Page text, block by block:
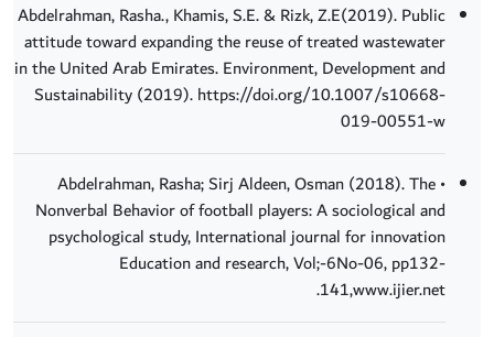
Abdelrahman, Rasha., Khamis, S.E. & Rizk, Z.E(2019). Public
attitude toward expanding the reuse of treated wastewater
in the United Arab Emirates. Environment, Development and
Sustainability (2019). https://doi.org/10.1007/s10668-
019-00551-w
• Abdelrahman, Rasha; Sirj Aldeen, Osman (2018). The
Nonverbal Behavior of football players: A sociological and
psychological study, International journal for innovation
Education and research, Vol;-6No-06, pp132-
141,www.ijier.net.